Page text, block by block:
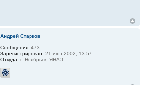
Андрей Старков
Сообщения: 473
Зарегистрирован: 21 июн 2002, 13:57
Откуда: г. Ноябрьск, ЯНАО